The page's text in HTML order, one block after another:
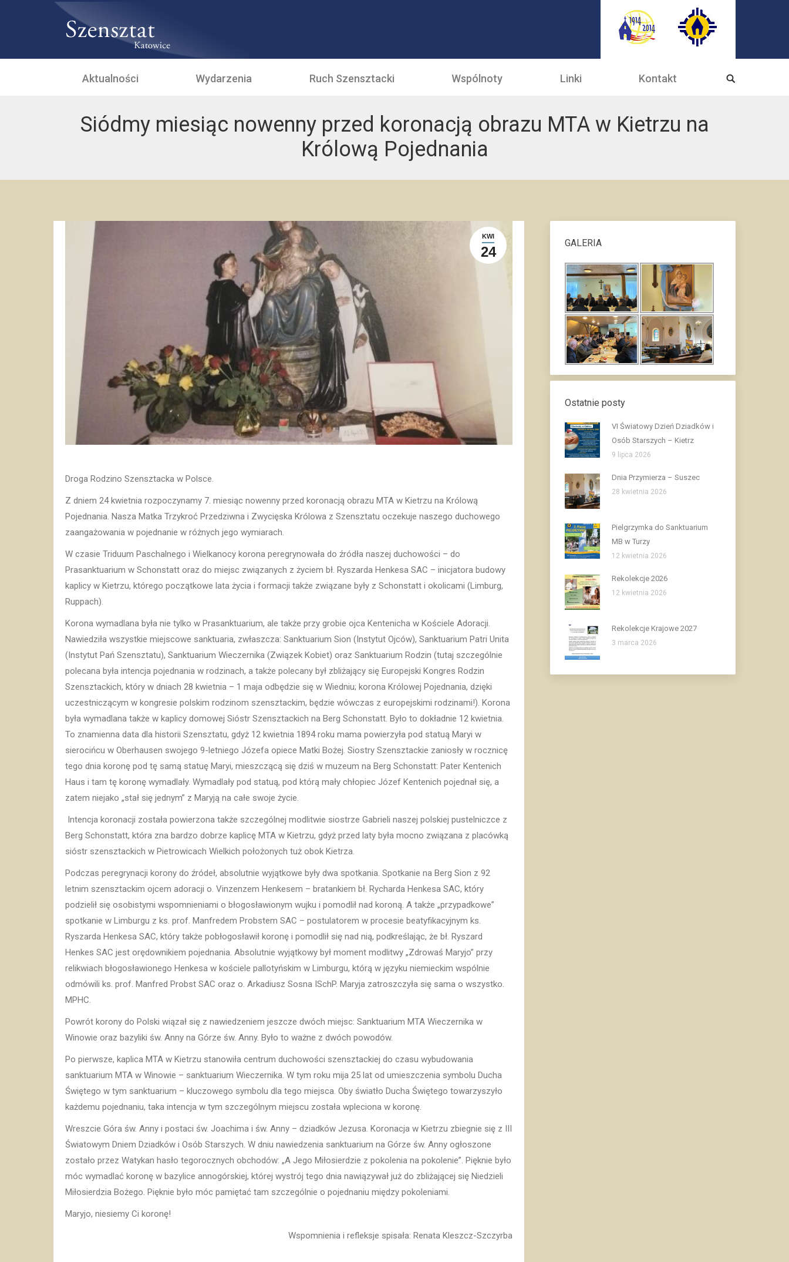
Aktualności Wydarzenia Ruch Szensztacki Wspólnoty Linki Kontakt
Siódmy miesiąc nowenny przed koronacją obrazu MTA w Kietrzu na
Królową Pojednania
KWI
24
Droga Rodzino Szensztacka w Polsce.
Z dniem 24 kwietnia rozpoczynamy 7. miesiąc nowenny przed koronacją obrazu MTA w Kietrzu na Królową
Pojednania. Nasza Matka Trzykroć Przedziwna i Zwycięska Królowa z Szensztatu oczekuje naszego duchowego
zaangażowania w pojednanie w różnych jego wymiarach.
W czasie Triduum Paschalnego i Wielkanocy korona peregrynowała do źródła naszej duchowości – do
Prasanktuarium w Schonstatt oraz do miejsc związanych z życiem bł. Ryszarda Henkesa SAC – inicjatora budowy
kaplicy w Kietrzu, którego początkowe lata życia i formacji także związane były z Schonstatt i okolicami (Limburg,
Ruppach).
Korona wymadlana była nie tylko w Prasanktuarium, ale także przy grobie ojca Kentenicha w Kościele Adoracji.
Nawiedziła wszystkie miejscowe sanktuaria, zwłaszcza: Sanktuarium Sion (Instytut Ojców), Sanktuarium Patri Unita
(Instytut Pań Szensztatu), Sanktuarium Wieczernika (Związek Kobiet) oraz Sanktuarium Rodzin (tutaj szczególnie
polecana była intencja pojednania w rodzinach, a także polecany był zbliżający się Europejski Kongres Rodzin
Szensztackich, który w dniach 28 kwietnia – 1 maja odbędzie się w Wiedniu; korona Królowej Pojednania, dzięki
uczestniczącym w kongresie polskim rodzinom szensztackim, będzie wówczas z europejskimi rodzinami!). Korona
była wymadlana także w kaplicy domowej Sióstr Szensztackich na Berg Schonstatt. Było to dokładnie 12 kwietnia.
To znamienna data dla historii Szensztatu, gdyż 12 kwietnia 1894 roku mama powierzyła pod statuą Maryi w
sierocińcu w Oberhausen swojego 9-letniego Józefa opiece Matki Bożej. Siostry Szensztackie zaniosły w rocznicę
tego dnia koronę pod tę samą statuę Maryi, mieszczącą się dziś w muzeum na Berg Schonstatt: Pater Kentenich
Haus i tam tę koronę wymadlały. Wymadlały pod statuą, pod którą mały chłopiec Józef Kentenich pojednał się, a
zatem niejako „stał się jednym” z Maryją na całe swoje życie.
Intencja koronacji została powierzona także szczególnej modlitwie siostrze Gabrieli naszej polskiej pustelniczce z
Berg Schonstatt, która zna bardzo dobrze kaplicę MTA w Kietrzu, gdyż przed laty była mocno związana z placówką
sióstr szensztackich w Pietrowicach Wielkich położonych tuż obok Kietrza.
Podczas peregrynacji korony do źródeł, absolutnie wyjątkowe były dwa spotkania. Spotkanie na Berg Sion z 92
letnim szensztackim ojcem adoracji o. Vinzenzem Henkesem – bratankiem bł. Rycharda Henkesa SAC, który
podzielił się osobistymi wspomnieniami o błogosławionym wujku i pomodlił nad koroną. A także „przypadkowe”
spotkanie w Limburgu z ks. prof. Manfredem Probstem SAC – postulatorem w procesie beatyfikacyjnym ks.
Ryszarda Henkesa SAC, który także pobłogosławił koronę i pomodlił się nad nią, podkreślając, że bł. Ryszard
Henkes SAC jest orędownikiem pojednania. Absolutnie wyjątkowy był moment modlitwy „Zdrowaś Maryjo” przy
relikwiach błogosławionego Henkesa w kościele pallotyńskim w Limburgu, którą w języku niemieckim wspólnie
odmówili ks. prof. Manfred Probst SAC oraz o. Arkadiusz Sosna ISchP. Maryja zatroszczyła się sama o wszystko.
MPHC.
Powrót korony do Polski wiązał się z nawiedzeniem jeszcze dwóch miejsc: Sanktuarium MTA Wieczernika w
Winowie oraz bazyliki św. Anny na Górze św. Anny. Było to ważne z dwóch powodów.
Po pierwsze, kaplica MTA w Kietrzu stanowiła centrum duchowości szensztackiej do czasu wybudowania
sanktuarium MTA w Winowie – sanktuarium Wieczernika. W tym roku mija 25 lat od umieszczenia symbolu Ducha
Świętego w tym sanktuarium – kluczowego symbolu dla tego miejsca. Oby światło Ducha Świętego towarzyszyło
każdemu pojednaniu, taka intencja w tym szczególnym miejscu została wpleciona w koronę.
Wreszcie Góra św. Anny i postaci św. Joachima i św. Anny – dziadków Jezusa. Koronacja w Kietrzu zbiegnie się z III
Światowym Dniem Dziadków i Osób Starszych. W dniu nawiedzenia sanktuarium na Górze św. Anny ogłoszone
zostało przez Watykan hasło tegorocznych obchodów: „A Jego Miłosierdzie z pokolenia na pokolenie”. Pięknie było
móc wymadlać koronę w bazylice annogórskiej, której wystrój tego dnia nawiązywał już do zbliżającej się Niedzieli
Miłosierdzia Bożego. Pięknie było móc pamiętać tam szczególnie o pojednaniu między pokoleniami.
Maryjo, niesiemy Ci koronę!
Wspomnienia i refleksje spisała: Renata Kleszcz-Szczyrba
GALERIA
Ostatnie posty
VI Światowy Dzień Dziadków i
Osób Starszych – Kietrz
9 lipca 2026
Dnia Przymierza – Suszec
28 kwietnia 2026
Pielgrzymka do Sanktuarium
MB w Turzy
12 kwietnia 2026
Rekolekcje 2026
12 kwietnia 2026
Rekolekcje Krajowe 2027
3 marca 2026